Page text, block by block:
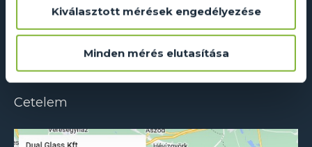
Kiválasztott mérések engedélyezése
Minden mérés elutasítása
RAL színkódok
Letölthető dokumentumok
Cetelem